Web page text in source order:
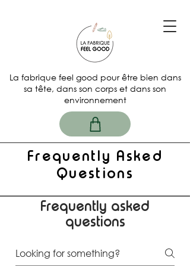
La fabrique feel good pour être bien dans
sa tête, dans son corps et dans son
environnement
Frequently Asked
Questions
Frequently asked
questions